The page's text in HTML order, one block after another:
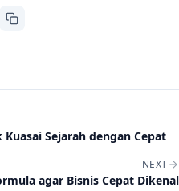
Sejarah dengan Cepat
NEXT
agar Bisnis Cepat Dikenal